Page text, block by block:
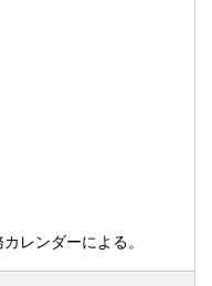
レンダーによる。